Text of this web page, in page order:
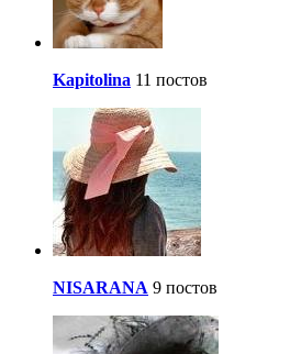
Kapitolina 11 постов
NISARANA 9 постов